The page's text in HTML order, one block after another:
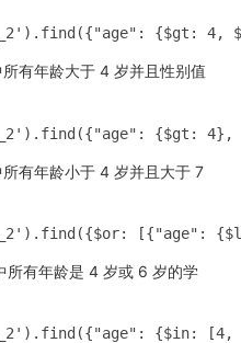
{$gt: 4,
所有年龄大于 4 岁并且性别值
{$gt: 4},
所有年龄小于 4 岁并且大于 7
[{"age":
所有年龄是 4 岁或 6 岁的学
{$in: [4,